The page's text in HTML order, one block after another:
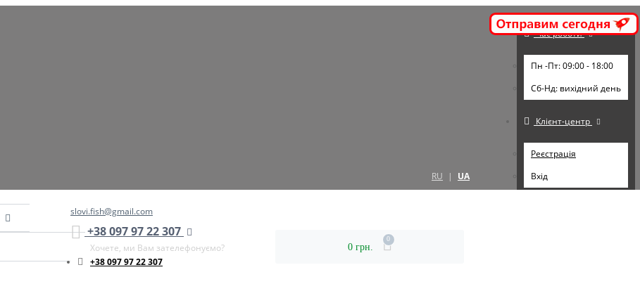
RU | UA
Час роботи
Пн -Пт: 09:00 - 18:00
Cб-Нд: вихідний день
Клієнт-центр
Реєстрація
Вхід
slovi.fish@gmail.com
+38 097 97 22 307
Хочете, ми Вам зателефонуємо?
+38 097 97 22 307
0 грн.
0